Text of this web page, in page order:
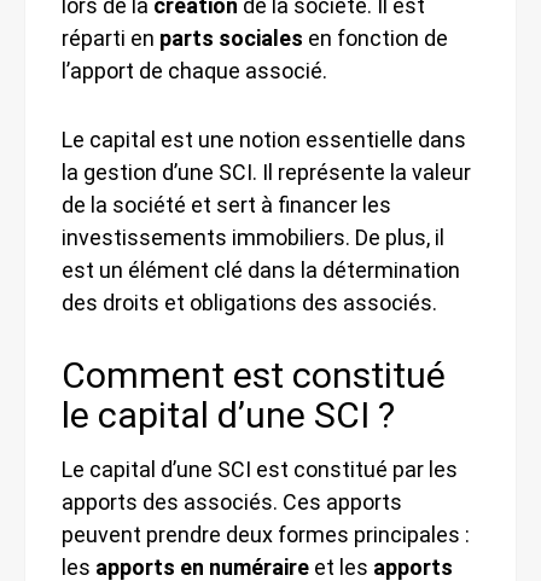
réparti en parts sociales en fonction de
l’apport de chaque associé.
Le capital est une notion essentielle dans
la gestion d’une SCI. Il représente la valeur
de la société et sert à financer les
investissements immobiliers. De plus, il
est un élément clé dans la détermination
des droits et obligations des associés.
Comment est constitué
le capital d’une SCI ?
Le capital d’une SCI est constitué par les
apports des associés. Ces apports
peuvent prendre deux formes principales :
les apports en numéraire et les apports